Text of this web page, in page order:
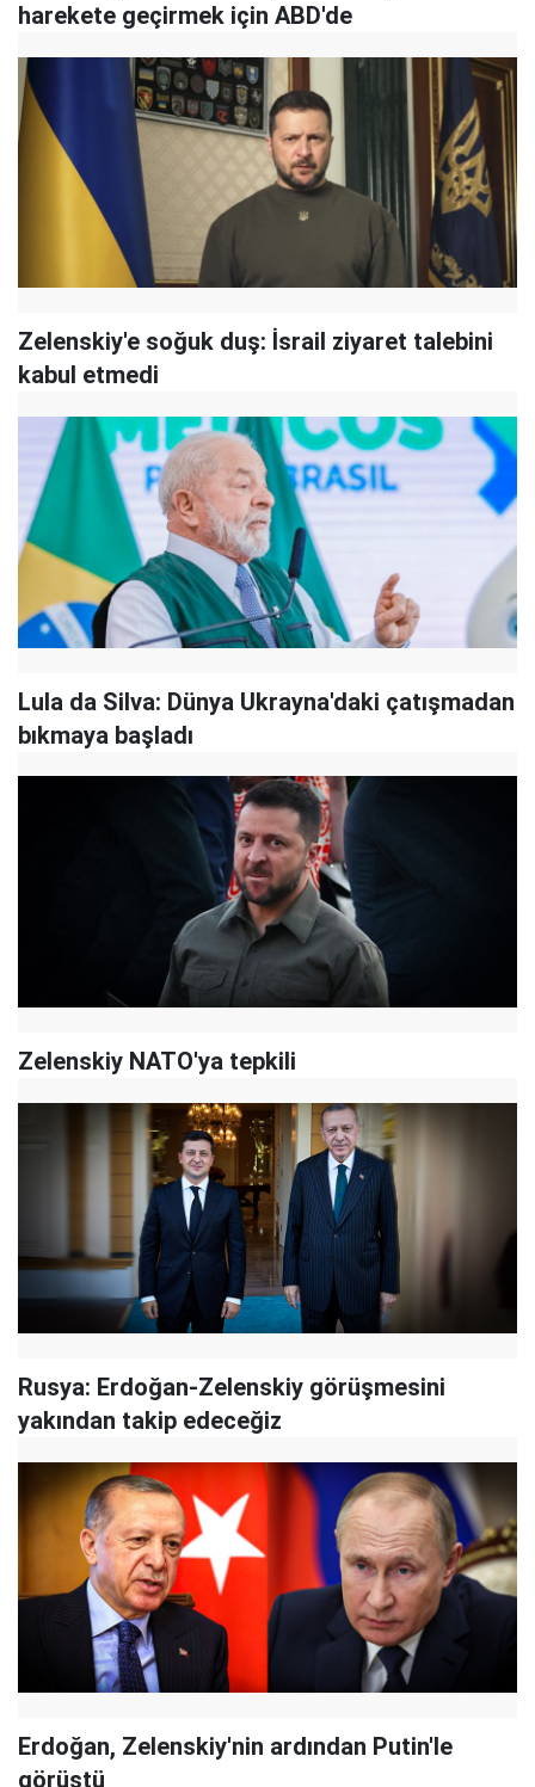
harekete geçirmek için ABD'de
Zelenskiy'e soğuk duş: İsrail ziyaret talebini
kabul etmedi
Lula da Silva: Dünya Ukrayna'daki çatışmadan
bıkmaya başladı
Zelenskiy NATO'ya tepkili
Rusya: Erdoğan-Zelenskiy görüşmesini
yakından takip edeceğiz
Erdoğan, Zelenskiy'nin ardından Putin'le
görüştü